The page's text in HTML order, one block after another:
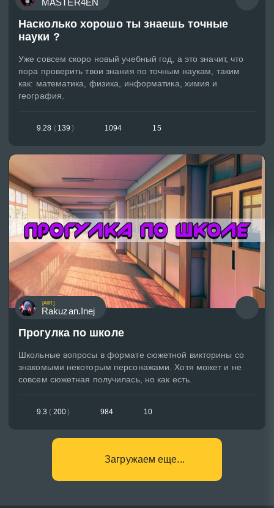
MASTER4EN
Насколько хорошо ты знаешь точные
науки ?
Уже совсем скоро новый учебный год, а это значит, что
пора проверить твои знания по точным наукам, таким
как: математика, физика, информатика, химия и
география.
9.28 ( 139 ) 1094 15
[AIIR]
Rakuzan.Inej
Прогулка по школе
Школьные вопросы в формате сюжетной викторины со
знакомыми некоторым персонажами. Хотя может и не
совсем сюжетная получилась, но как есть.
9.3 ( 200) 984 10
Загружаем еще...